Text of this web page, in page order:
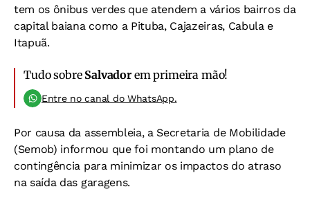
tem os ônibus verdes que atendem a vários bairros da
capital baiana como a Pituba, Cajazeiras, Cabula e
Itapuã.
Tudo sobre Salvadorem primeira mão!
Entre no canal do WhatsApp.
Por causa da assembleia, a Secretaria de Mobilidade
(Semob) informou que foi montando um plano de
contingência para minimizar os impactos do atraso
na saída das garagens.